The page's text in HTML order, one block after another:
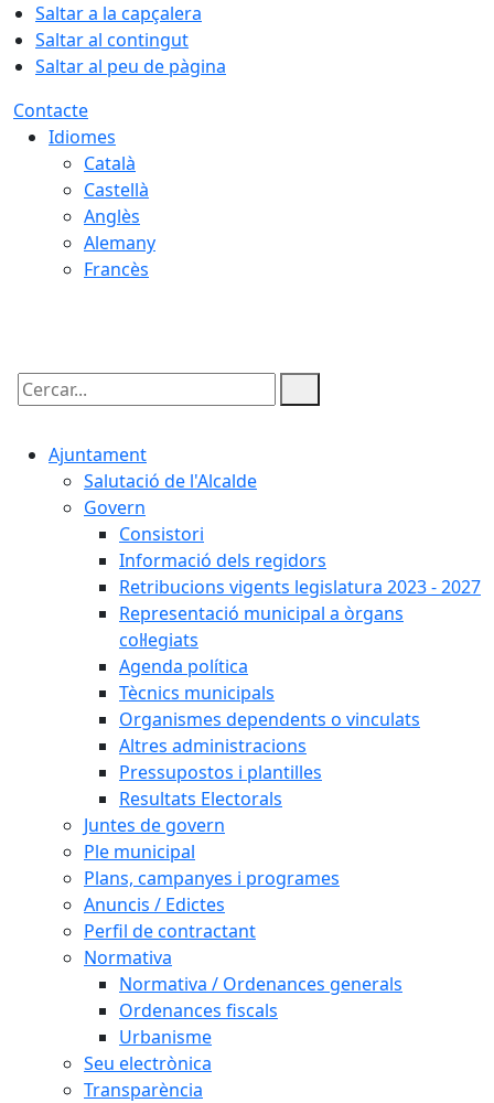
Saltar a la capçalera
Saltar al contingut
Saltar al peu de pàgina
Contacte
Idiomes
Català
Castellà
Anglès
Alemany
Francès
Cercar:
Ajuntament
Salutació de l'Alcalde
Govern
Consistori
Informació dels regidors
Retribucions vigents legislatura 2023 - 2027
Representació municipal a òrgans
col·legiats
Agenda política
Tècnics municipals
Organismes dependents o vinculats
Altres administracions
Pressupostos i plantilles
Resultats Electorals
Juntes de govern
Ple municipal
Plans, campanyes i programes
Anuncis / Edictes
Perfil de contractant
Normativa
Normativa / Ordenances generals
Ordenances fiscals
Urbanisme
Seu electrònica
Transparència